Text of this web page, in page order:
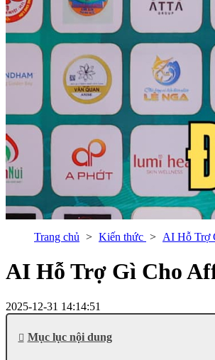
Trang chủ Kiến thức AI Hỗ Trợ
AI Hỗ Trợ Gì Cho
2025-12-31 14:14:51
Mục lục nội dung